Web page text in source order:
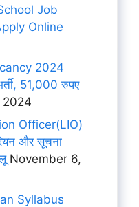
Job
Online
2024
51,000 रुपए
2024
Officer(LIO)
और सूचना
November 6,
Syllabus